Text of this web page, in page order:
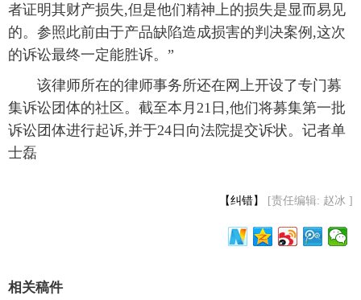
新华电视中文 新华电视英文 返回PC
者证明其财产损失,但是他们精神上的损失是显而易见
的。参照此前由于产品缺陷造成损害的判决案例,这次
的诉讼最终一定能胜诉。”
该律师所在的律师事务所还在网上开设了专门募
集诉讼团体的社区。截至本月21日,他们将募集第一批
诉讼团体进行起诉,并于24日向法院提交诉状。记者单
士磊
【纠错】 [责任编辑: 赵冰 ]
相关稿件